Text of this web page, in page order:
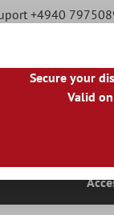
+4940
ES|PL|PT
Secure your
Valid